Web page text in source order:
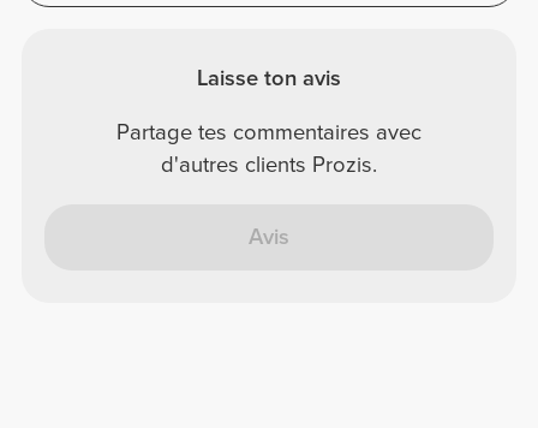
Laisse ton avis
Partage tes commentaires avec
d'autres clients Prozis.
Avis